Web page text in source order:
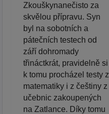
Zkouškynanečisto za
skvělou přípravu. Syn
byl na sobotních a
pátečních testech od
září dohromady
třináctkrát, pravidelně si
k tomu procházel testy z
matematiky i z češtiny z
učebnic zakoupených
na Zatlance. Díky tomu